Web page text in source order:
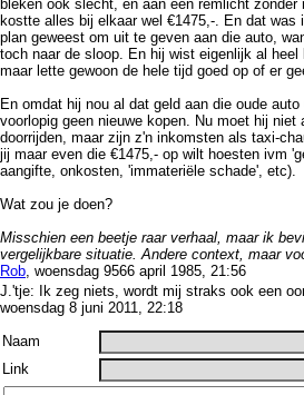
bleken ook slecht, en aan een remlicht
kostte alles bij elkaar wel €1475,-. En dat was
plan geweest om uit te geven aan die auto,
toch naar de sloop. En hij wist eigenlijk al
maar lette gewoon de hele tijd goed op of er
En omdat hij nou al dat geld aan die oude
voorlopig geen nieuwe kopen. Nu moet hij niet
doorrijden, maar zijn z'n inkomsten als taxi-
jij maar even die €1475,- op wilt hoesten ivm
aangifte, onkosten, 'immateriële schade', etc).
Wat zou je doen?
Misschien een beetje raar verhaal, maar ik
vergelijkbare situatie. Andere context, maar
Rob, woensdag 9566 april 1985, 21:56
J.'tje: Ik zeg niets, wordt mij straks ook een
woensdag 8 juni 2011, 22:18
Naam
Link